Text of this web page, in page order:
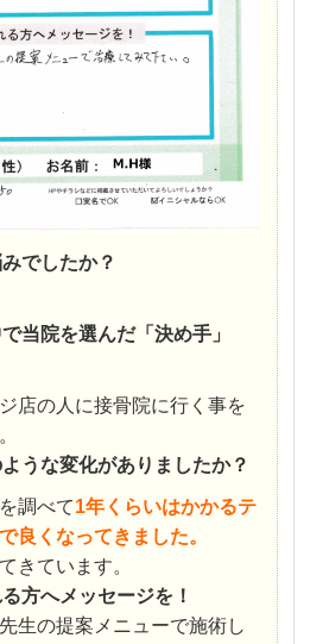
でしたか？
当院を選んだ「決め手」
店の人に接骨院に行く事を
うな変化がありましたか？
調べて1年くらいはかかるテ
良くなってきました。
きています。
方へメッセージを！
生の提案メニューで施術し